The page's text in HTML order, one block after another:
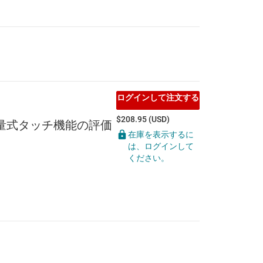
式タッチ機能の評価
ログインして注文する
$208.95 (USD)
在庫を表示するに
は、ログインして
ください。